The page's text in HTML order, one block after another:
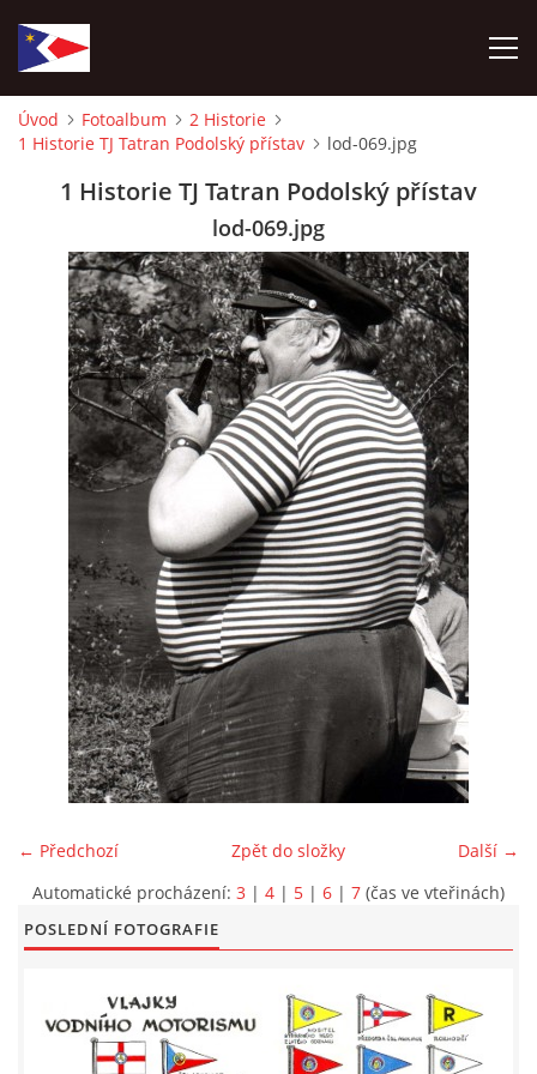
ÚVOD
NÁBOR NOVÝCH ČLENŮ
HISTORIE
SOUČASNOST
VIZE BUDOUCNOSTI
LODĚNICE A OKOLÍ
ROČENKA 2026
PLOVOUCÍ LODĚNICE
VIDEOALBUM
KONTAKTY
VSTUP PRO ČLENY
Úvod Fotoalbum
2 Historie
1 Historie TJ Tatran Podolský přístav
lod-069.jpg
1 Historie TJ Tatran Podolský přístav
lod-069.jpg
← Předchozí Další →
Zpět do složky
Automatické procházení: 3 | 4 | 5 | 6 | 7 (čas ve vteřinách)
POSLEDNÍ FOTOGRAFIE